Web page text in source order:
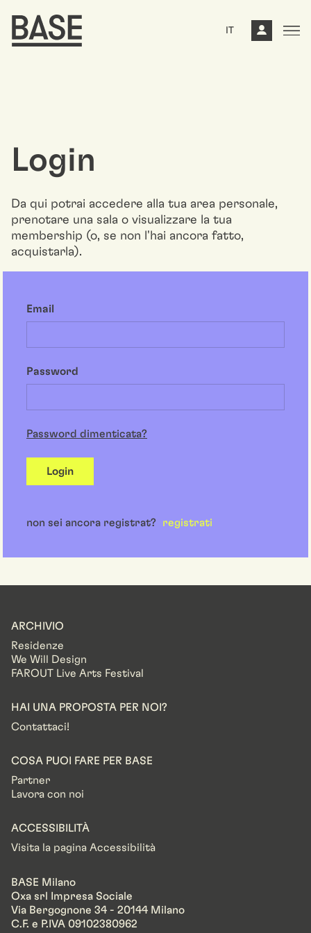
IT
Login
Da qui potrai accedere alla tua area personale,
prenotare una sala o visualizzare la tua
membership (o, se non l'hai ancora fatto,
acquistarla).
Email
Password
Password dimenticata?
Login
non sei ancora registrat? registrati
ARCHIVIO
Residenze
We Will Design
FAROUT Live Arts Festival
HAI UNA PROPOSTA PER NOI?
Contattaci!
COSA PUOI FARE PER BASE
Partner
Lavora con noi
ACCESSIBILITÀ
Visita la pagina Accessibilità
BASE Milano
Oxa srl Impresa Sociale
Via Bergognone 34 - 20144 Milano
C.F. e P.IVA 09102380962